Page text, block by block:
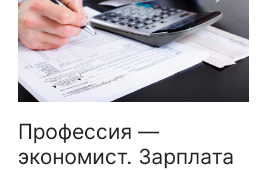
Профессия —
экономист. Зарплата